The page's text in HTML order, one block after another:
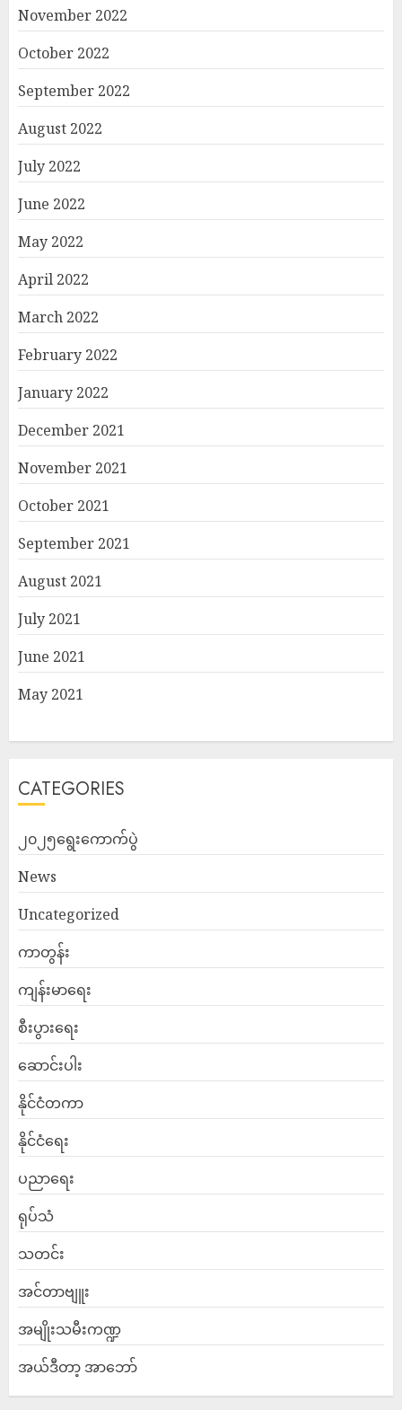
November 2022
October 2022
September 2022
August 2022
July 2022
June 2022
May 2022
April 2022
March 2022
February 2022
January 2022
December 2021
November 2021
October 2021
September 2021
August 2021
July 2021
June 2021
May 2021
CATEGORIES
၂၀၂၅ရွေးကောက်ပွဲ
News
Uncategorized
ကာတွန်း
ကျန်းမာရေး
စီးပွားရေး
ဆောင်းပါး
နိုင်ငံတကာ
နိုင်ငံရေး
ပညာရေး
ရုပ်သံ
သတင်း
အင်တာဗျူး
အမျိုးသမီးကဏ္ဍ
အယ်ဒီတာ့ အာဘော်